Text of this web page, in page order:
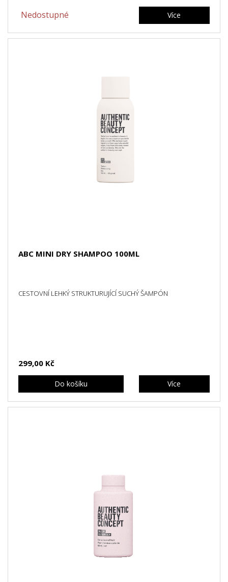
Nedostupné Více
ABC MINI DRY SHAMPOO 100ML
CESTOVNÍ LEHKÝ STRUKTURUJÍCÍ SUCHÝ ŠAMPÓN
299,00 Kč
Do košíku Více